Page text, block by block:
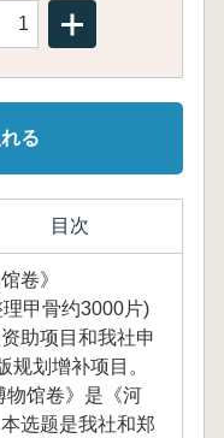
る
目次
卷》
理甲骨约3000片)
助项目和我社申
规划增补项目。
物馆卷》是《河
选题是我社和郑